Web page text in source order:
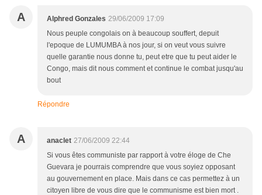
A Alphred Gonzales 29/06/2009 17:09
Nous peuple congolais on à beaucoup souffert, depuit
l'epoque de LUMUMBA à nos jour, si on veut vous suivre
quelle garantie nous donne tu, peut etre que tu peut aider le
Congo, mais dit nous comment et continue le combat jusqu'au
bout
Répondre
A anaclet 27/06/2009 22:44
Si vous êtes communiste par rapport à votre éloge de Che
Guevara je pourrais comprendre que vous soyiez opposant
au gouvernement en place. Mais dans ce cas permettez à un
citoyen libre de vous dire que le communisme est bien mort .